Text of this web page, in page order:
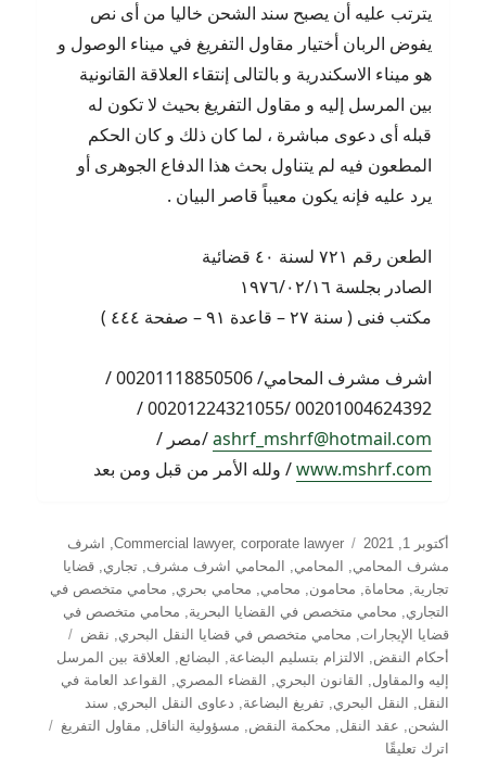
يترتب عليه أن يصبح سند الشحن خاليا من أى نص
يفوض الربان أختيار مقاول التفريغ في ميناء الوصول و
هو ميناء الاسكندرية و بالتالى إنتقاء العلاقة القانونية
بين المرسل إليه و مقاول التفريغ بحيث لا تكون له
قبله أى دعوى مباشرة ، لما كان ذلك و كان الحكم
المطعون فيه لم يتناول بحث هذا الدفاع الجوهرى أو
يرد عليه فإنه يكون معيباً قاصر البيان .
الطعن رقم ٧٢١ لسنة ٤٠ قضائية
الصادر بجلسة ١٩٧٦/٠٢/١٦
مكتب فنى ( سنة ٢٧ – قاعدة ٩١ – صفحة ٤٤٤ )
اشرف مشرف المحامي/ 00201118850506 /
00201004624392 /00201224321055 /
ashrf_mshrf@hotmail.com/مصر /
www.mshrf.com/ ولله الأمر من قبل ومن بعد
نُشرت
في
أكتوبر 1, 2021 التصنيفات Commercial lawyer, corporate lawyer
,
اشرف
مشرف المحامي, المحامي, المحامي اشرف مشرف,تجاري,قضايا
تجارية, محاماة, محامون, محامي, محامي بحري, محامي متخصص في
التجاري, محامي متخصص في القضايا البحرية, محامي متخصص في
قضايا الإيجارات, محامي متخصص في قضايا النقل البحري, نقض
أحكام النقض, الالتزام بتسليم البضاعة, البضائع,
العلاقة بين المرسل
إليه والمقاول, القانون البحري, القضاء المصري,
القواعد العامة في
النقل, النقل البحري,تفريغ البضاعة, دعاوى النقل البحري, سند
الشحن, عقد النقل, محكمة النقض, مسؤولية الناقل, مقاول التفريغ
اترك تعليقًا